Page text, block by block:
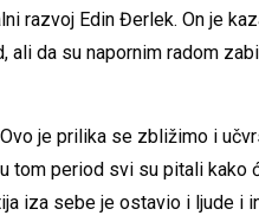
razvoj Edin Đerlek. On je
ali da su napornim radom
je prilika se zbližimo i
tom period svi su pitali kako
iza sebe je ostavio i ljude i